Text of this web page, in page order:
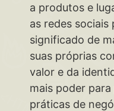
a produtos e
as redes
significado de
suas próprias
valor e da
mais poder
práticas de